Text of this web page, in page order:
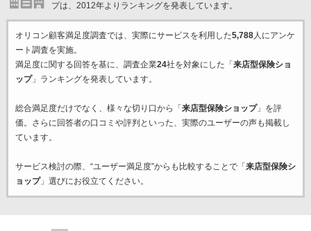
プは、2012年よりランキングを発表しています。
オリコン顧客満足度調査では、実際にサービスを利用した5,788人にアンケ
ート調査を実施。
満足度に関する回答を基に、調査企業24社を対象にした「 来店型保険ショ
ップ」ランキングを発表しています。
総合満足度だけでなく、様々な切り口から「 来店型保険ショップ」を評
価。さらに回答者の口コミや評判といった、実際のユーザーの声も掲載し
ています。
サービス検討の際、“ユーザー満足度”からも比較することで「 来店型保険シ
ョップ」選びにお役立てください。